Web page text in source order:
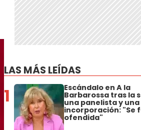
LAS MÁS LEÍDAS
1 Escándalo en A la
Barbarossa tras la
una panelista y
incorporación: "Se
ofendida"